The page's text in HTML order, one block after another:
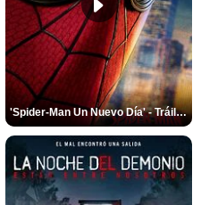
'Spider-Man Un Nuevo Día' - Tráiler oficial subtitulado